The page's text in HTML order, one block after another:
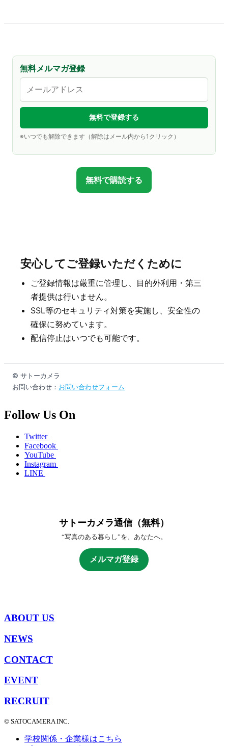
無料メルマガ登録
※いつでも解除できます（解除はメール内から1クリック）
無料で購読する
安心してご登録いただくために
ご登録情報は厳重に管理し、目的外利用・第三
者提供は行いません。
SSL等のセキュリティ対策を実施し、安全性の
確保に努めています。
配信停止はいつでも可能です。
© サトーカメラ
お問い合わせ： お問い合わせフォーム
Follow Us On
Twitter
Facebook
YouTube
Instagram
LINE
サトーカメラ通信（無料）
“写真のある暮らし”を、あなたへ。
メルマガ登録
ABOUT US
NEWS
CONTACT
EVENT
RECRUIT
© SATOCAMERA INC.
学校関係・企業様はこちら